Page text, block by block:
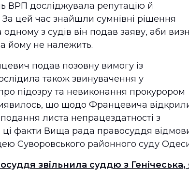
ВРП досліджувала репутацію й
За цей час знайшли сумнівні рішення
з судів він подав заяву, аби
йому не належить.
подав позовну вимогу із
також звинувачення у
підозру та невиконання прокурором
що щодо Францевича
листа непрацездатності з
факти Вища рада правосуддя
Суворовського районного суду
звільнила суддю з Генічеська,